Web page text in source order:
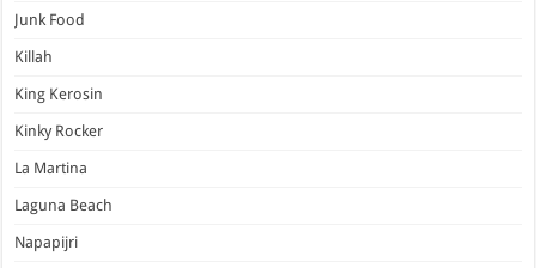
Junk Food
Killah
King Kerosin
Kinky Rocker
La Martina
Laguna Beach
Napapijri